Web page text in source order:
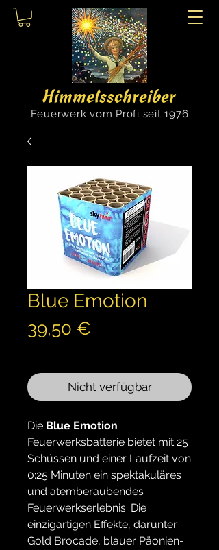
Himmelsschreiber
Feuerwerk vom Profi seit 1976
Blue Emotion
39,50 €
Nicht verfügbar
Die Blue Emotion
Feuerwerksbatterie bietet mit 25
Schüssen und einer Laufzeit von
0:25 Minuten ein spektakuläres
und atemberaubendes
Feuerwerkserlebnis. Die
einzigartigen Effekte, darunter
Gold Brocade, blauer Päonien-